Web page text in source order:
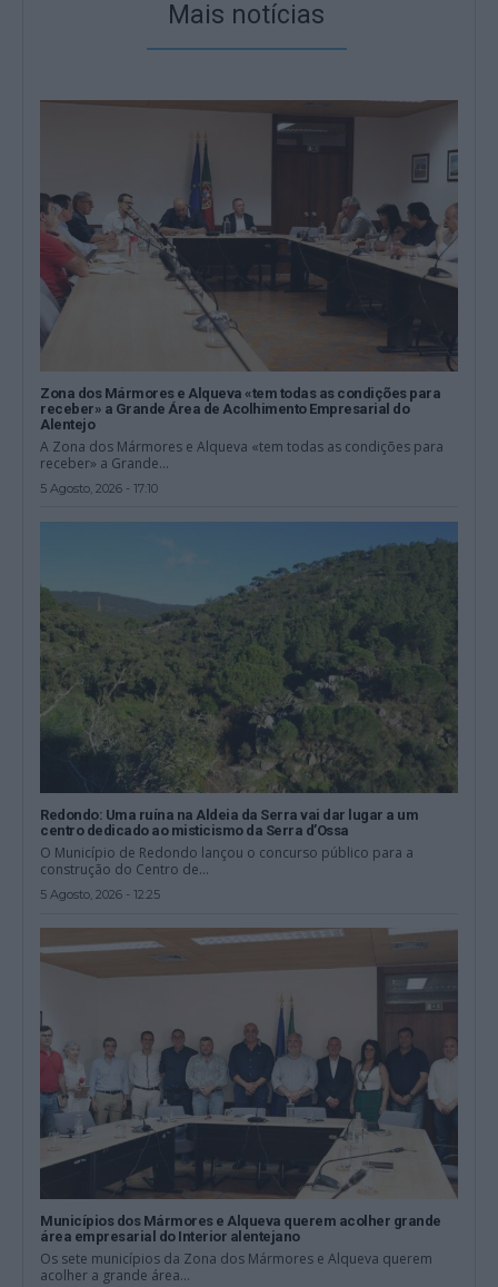
Mais notícias
Zona dos Mármores e Alqueva «tem todas as condições para
receber» a Grande Área de Acolhimento Empresarial do
Alentejo
A Zona dos Mármores e Alqueva «tem todas as condições para
receber» a Grande...
5 Agosto, 2026 - 17:10
Redondo: Uma ruína na Aldeia da Serra vai dar lugar a um
centro dedicado ao misticismo da Serra d’Ossa
O Município de Redondo lançou o concurso público para a
construção do Centro de...
5 Agosto, 2026 - 12:25
Municípios dos Mármores e Alqueva querem acolher grande
área empresarial do Interior alentejano
Os sete municípios da Zona dos Mármores e Alqueva querem
acolher a grande área...